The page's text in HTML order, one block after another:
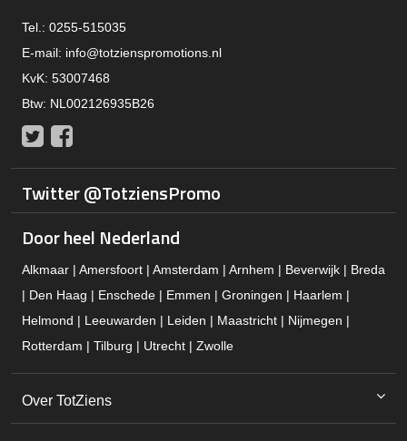
Tel.: 0255-515035
E-mail: info@totzienspromotions.nl
KvK: 53007468
Btw: NL002126935B26
Twitter
Twitter @TotziensPromo
Door heel Nederland
Alkmaar | Amersfoort | Amsterdam | Arnhem | Beverwijk | Breda
| Den Haag | Enschede | Emmen | Groningen | Haarlem |
Helmond | Leeuwarden | Leiden | Maastricht | Nijmegen |
Rotterdam | Tilburg | Utrecht | Zwolle
Over TotZiens